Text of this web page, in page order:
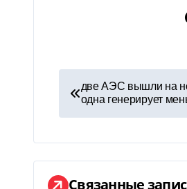
Н
а
в
и
две АЭС вышли на
одна генерирует
Связанные